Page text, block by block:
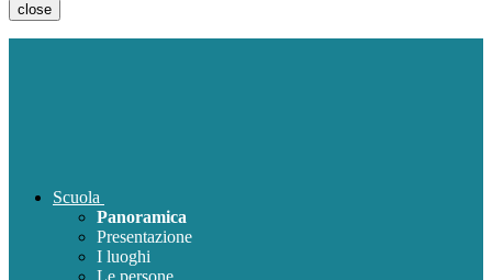
close
Scuola
Panoramica
Presentazione
I luoghi